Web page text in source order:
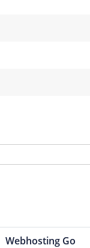
Webhosting Go